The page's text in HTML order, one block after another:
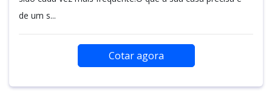
de um s...
Cotar agora